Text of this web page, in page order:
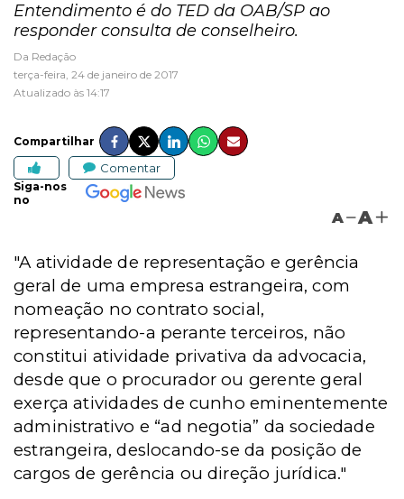
Entendimento é do TED da OAB/SP ao
responder consulta de conselheiro.
Da Redação
terça-feira, 24 de janeiro de 2017
Atualizado às 14:17
Compartilhar
Comentar
Siga-nos
no
A A
"A atividade de representação e gerência
geral de uma empresa estrangeira, com
nomeação no contrato social,
representando-a perante terceiros, não
constitui atividade privativa da advocacia,
desde que o procurador ou gerente geral
exerça atividades de cunho eminentemente
administrativo e “ad negotia” da sociedade
estrangeira, deslocando-se da posição de
cargos de gerência ou direção jurídica."